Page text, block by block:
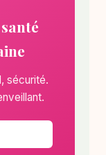
sécurité.